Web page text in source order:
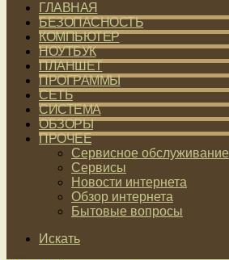
ГЛАВНАЯ
БЕЗОПАСНОСТЬ
КОМПЬЮТЕР
НОУТБУК
ПЛАНШЕТ
ПРОГРАММЫ
СЕТЬ
СИСТЕМА
ОБЗОРЫ
ПРОЧЕЕ
Сервисное обслуживание
Сервисы
Новости интернета
Обзор интернета
Бытовые вопросы
Искать